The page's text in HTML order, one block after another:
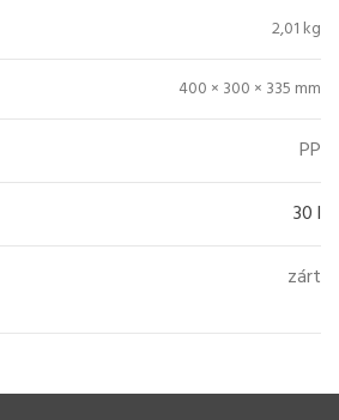
2,01 kg
400 × 300 × 335 mm
PP
30 l
zárt